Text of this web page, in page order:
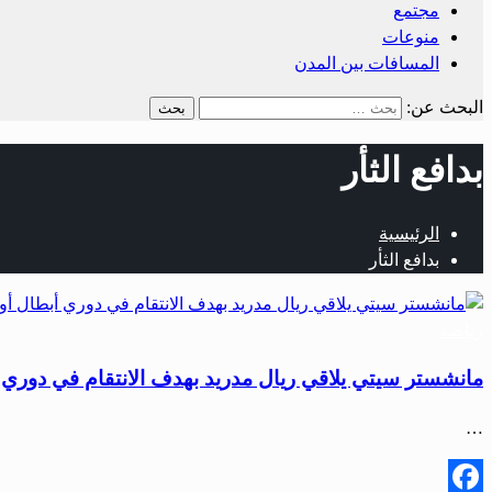
مجتمع
منوعات
المسافات بين المدن
البحث عن:
بدافع الثأر
الرئيسية
بدافع الثأر
مانشستر سيتي يلاقي ريال مدريد بهدف الانتقام في دوري
…